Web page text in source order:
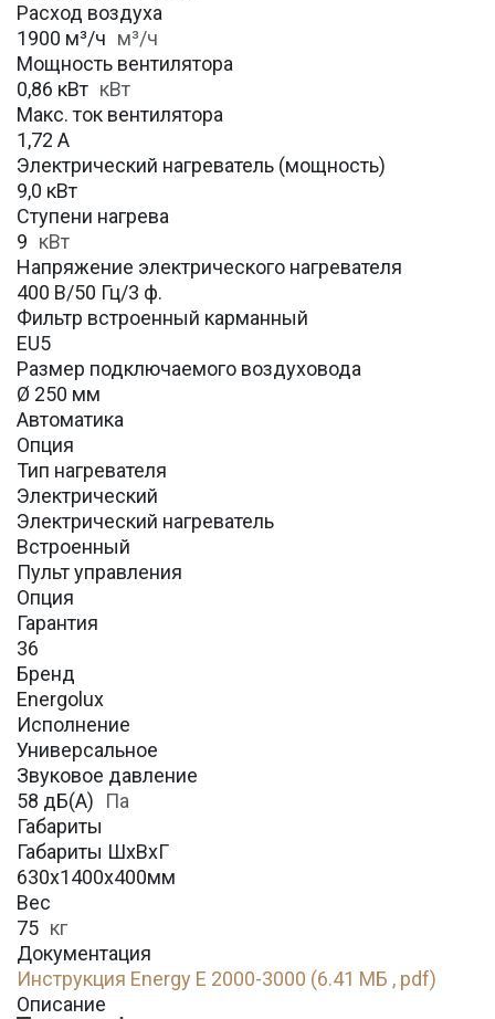
Расход воздуха
1900 м³/ч м³/ч
Мощность вентилятора
0,86 кВт кВт
Макс. ток вентилятора
1,72 А
Электрический нагреватель (мощность)
9,0 кВт
Ступени нагрева
9 кВт
Напряжение электрического нагревателя
400 В/50 Гц/3 ф.
Фильтр встроенный карманный
EU5
Размер подключаемого воздуховода
Ø 250 мм
Автоматика
Опция
Тип нагревателя
Электрический
Электрический нагреватель
Встроенный
Пульт управления
Опция
Гарантия
36
Бренд
Energolux
Исполнение
Универсальное
Звуковое давление
58 дБ(А)
Па
Габариты
Габариты ШхВхГ
630х1400х400мм
Вес
75 кг
Документация
Инструкция Energy E 2000-3000 (6.41 МБ , pdf)
Описание